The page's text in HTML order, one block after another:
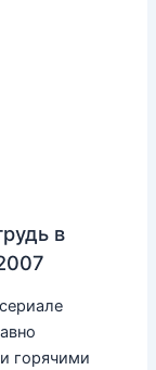
в
горячими